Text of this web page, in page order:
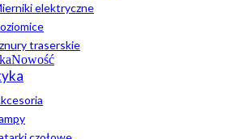
elektryczne
traserskie
Nowość